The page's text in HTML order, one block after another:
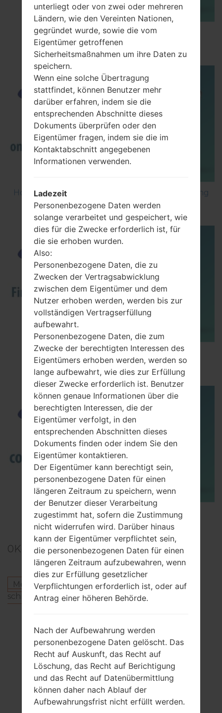
How to Enable Developer Options & USB
Debugging on Samsung ?
How to Factory Reset through code on Samsung
GT-S5560?
How to Flash Stock Firmware on Samsung
Smartphone using Odin?
TOP 5 SECRET CODES for Samsung
0Kommentare
Melden Sie sich anum einen Kommentar zu
schreiben.
SamsungBeat DJGT-M7600
SamsungBeat DJGT-M7600H
SamsungBeat DJGT-M7603
ABONNIEREN
unterliegt oder von zwei oder mehreren
Ländern, wie den Vereinten Nationen,
gegründet wurde, sowie die vom
Eigentümer getroffenen
Sicherheitsmaßnahmen um ihre Daten zu
speichern.
Wenn eine solche Übertragung
stattfindet, können Benutzer mehr
darüber erfahren, indem sie die
entsprechenden Abschnitte dieses
Dokuments überprüfen oder den
Eigentümer fragen, indem sie die im
Kontaktabschnitt angegebenen
Informationen verwenden.
Ladezeit
Personenbezogene Daten werden
solange verarbeitet und gespeichert, wie
dies für die Zwecke erforderlich ist, für
die sie erhoben wurden.
Also:
Personenbezogene Daten, die zu
Zwecken der Vertragsabwicklung
zwischen dem Eigentümer und dem
Nutzer erhoben werden, werden bis zur
vollständigen Vertragserfüllung
aufbewahrt.
Personenbezogene Daten, die zum
Zwecke der berechtigten Interessen des
Eigentümers erhoben werden, werden so
lange aufbewahrt, wie dies zur Erfüllung
dieser Zwecke erforderlich ist. Benutzer
können genaue Informationen über die
berechtigten Interessen, die der
Eigentümer verfolgt, in den
entsprechenden Abschnitten dieses
Dokuments finden oder indem Sie den
Eigentümer kontaktieren.
Der Eigentümer kann berechtigt sein,
personenbezogene Daten für einen
längeren Zeitraum zu speichern, wenn
der Benutzer dieser Verarbeitung
zugestimmt hat, sofern die Zustimmung
nicht widerrufen wird. Darüber hinaus
kann der Eigentümer verpflichtet sein,
die personenbezogenen Daten für einen
längeren Zeitraum aufzubewahren, wenn
dies zur Erfüllung gesetzlicher
Verpflichtungen erforderlich ist, oder auf
Antrag einer höheren Behörde.
Nach der Aufbewahrung werden
personenbezogene Daten gelöscht. Das
Recht auf Auskunft, das Recht auf
Löschung, das Recht auf Berichtigung
und das Recht auf Datenübermittlung
können daher nach Ablauf der
Aufbewahrungsfrist nicht erfüllt werden.